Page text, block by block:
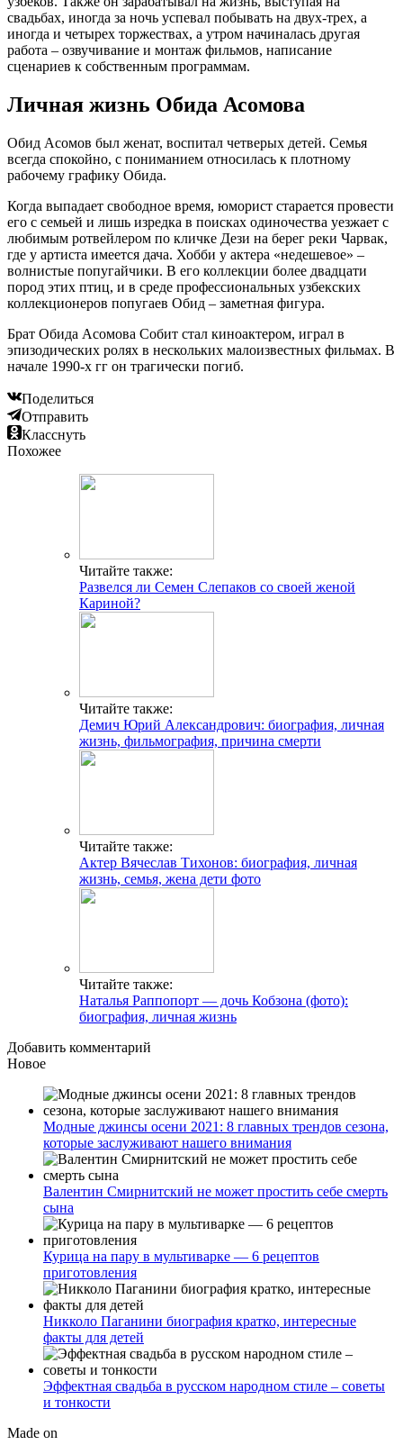
свадьбах, иногда за ночь успевал побывать на двух-трех, а
иногда и четырех торжествах, а утром начиналась другая
работа – озвучивание и монтаж фильмов, написание
сценариев к собственным программам.
Личная жизнь Обида Асомова
Обид Асомов был женат, воспитал четверых детей. Семья
всегда спокойно, с пониманием относилась к плотному
рабочему графику Обида.
Когда выпадает свободное время, юморист старается провести
его с семьей и лишь изредка в поисках одиночества уезжает с
любимым ротвейлером по кличке Дези на берег реки Чарвак,
где у артиста имеется дача. Хобби у актера «недешевое» –
волнистые попугайчики. В его коллекции более двадцати
пород этих птиц, и в среде профессиональных узбекских
коллекционеров попугаев Обид – заметная фигура.
Брат Обида Асомова Собит стал киноактером, играл в
эпизодических ролях в нескольких малоизвестных фильмах. В
начале 1990-х гг он трагически погиб.
Поделиться
Отправить
Класснуть
Похожее
Читайте также:
Развелся ли Семен Слепаков со своей женой
Кариной?
Читайте также:
Демич Юрий Александрович: биография, личная
жизнь, фильмография, причина смерти
Читайте также:
Актер Вячеслав Тихонов: биография, личная
жизнь, семья, жена дети фото
Читайте также:
Наталья Раппопорт — дочь Кобзона (фото):
биография, личная жизнь
Добавить комментарий
Новое
Модные джинсы осени 2021: 8 главных трендов сезона,
которые заслуживают нашего внимания
Валентин Смирнитский не может простить себе смерть
сына
Курица на пару в мультиварке — 6 рецептов
приготовления
Никколо Паганини биография кратко, интересные
факты для детей
Эффектная свадьба в русском народном стиле – советы
и тонкости
Made on